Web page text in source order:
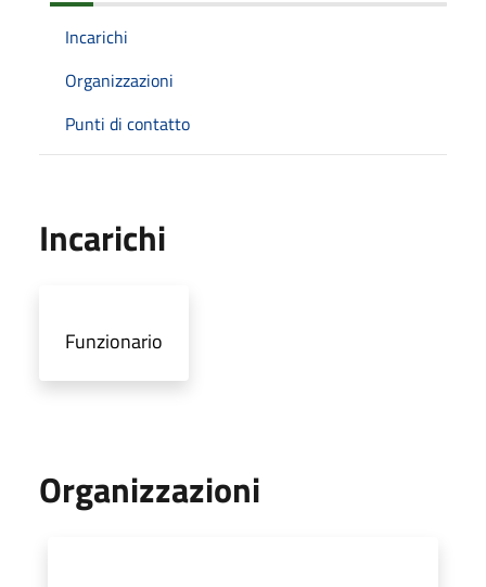
Incarichi
Organizzazioni
Punti di contatto
Incarichi
Funzionario
Organizzazioni